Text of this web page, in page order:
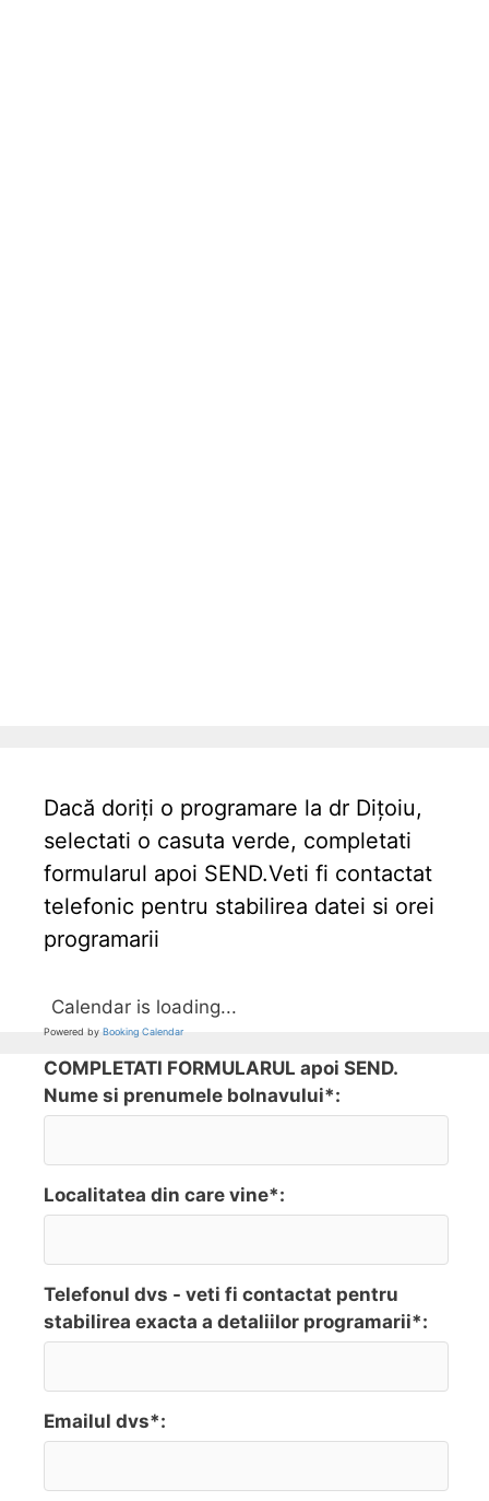
Dacă doriți o programare la dr Dițoiu,
selectati o casuta verde, completati
formularul apoi SEND.Veti fi contactat
telefonic pentru stabilirea datei si orei
programarii
Calendar is loading...
Powered by Booking Calendar
COMPLETATI FORMULARUL apoi SEND.
Nume si prenumele bolnavului*:
Localitatea din care vine*:
Telefonul dvs - veti fi contactat pentru
stabilirea exacta a detaliilor programarii*:
Emailul dvs*: